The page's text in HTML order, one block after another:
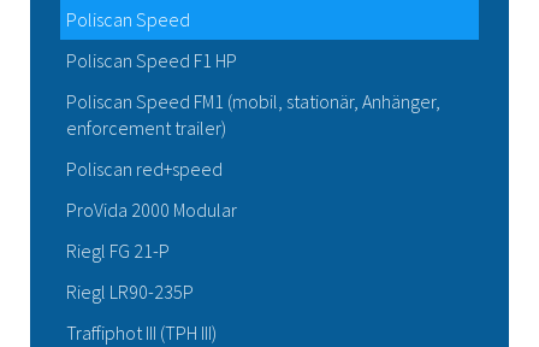
Poliscan Speed
Poliscan Speed F1 HP
Poliscan Speed FM1 (mobil, stationär, Anhänger,
enforcement trailer)
Poliscan red+speed
ProVida 2000 Modular
Riegl FG 21-P
Riegl LR90-235P
Traffiphot III (TPH III)